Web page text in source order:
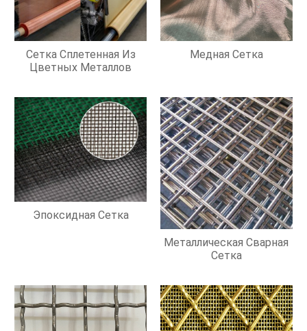
Сетка Сплетенная Из
Цветных Металлов
Медная Сетка
Эпоксидная Сетка
Металлическая Сварная
Сетка